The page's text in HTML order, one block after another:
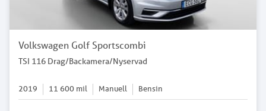
Volkswagen Golf Sportscombi
TSI 116 Drag/Backamera/Nyservad
2019 11 600 mil Manuell Bensin